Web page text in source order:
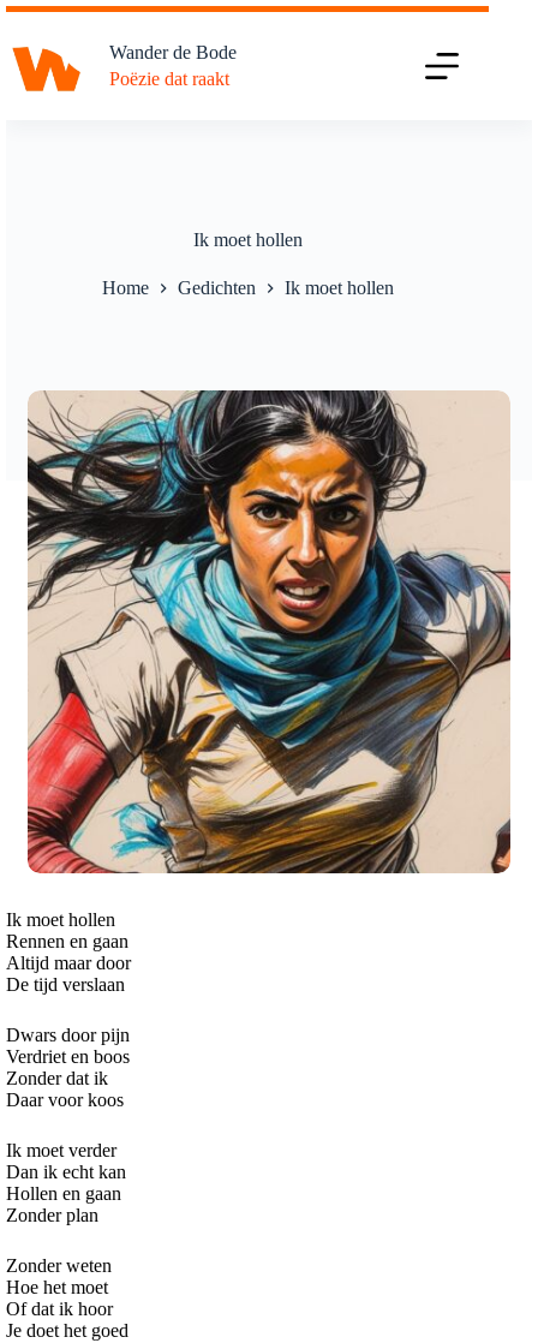
Ga
de
inhoud
Wander de Bode
Poëzie dat raakt
Ik moet hollen
Home Gedichten Ik moet hollen
Ik moet hollen
Rennen en gaan
Altijd maar door
De tijd verslaan
Dwars door pijn
Verdriet en boos
Zonder dat ik
Daar voor koos
Ik moet verder
Dan ik echt kan
Hollen en gaan
Zonder plan
Zonder weten
Hoe het moet
Of dat ik hoor
Je doet het goed